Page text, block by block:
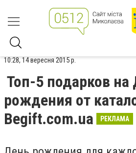
10:28, 14 вересня 2015 р.
Топ-5 подарков на
рождения от
Begift.com.ua
РЕКЛАМА